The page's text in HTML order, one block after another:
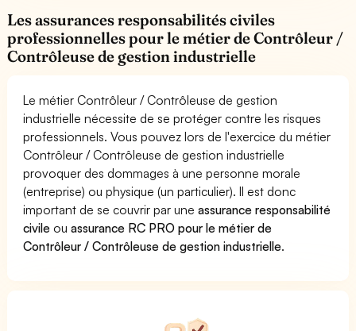
Les assurances responsabilités civiles
professionnelles pour le métier de Contrôleur /
Contrôleuse de gestion industrielle
Le métier Contrôleur / Contrôleuse de gestion
industrielle nécessite de se protéger contre les risques
professionnels. Vous pouvez lors de l'exercice du métier
Contrôleur / Contrôleuse de gestion industrielle
provoquer des dommages à une personne morale
(entreprise) ou physique (un particulier). Il est donc
important de se couvrir par uneassurance responsabilité
civile ouassurance RC PRO pour le métier de
Contrôleur / Contrôleuse de gestion industrielle.